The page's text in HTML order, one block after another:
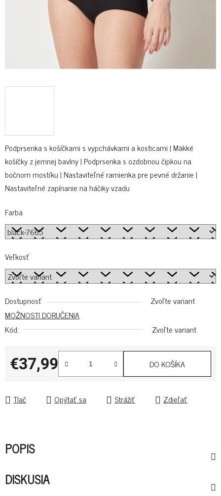
Podprsenka s košíčkami s vypchávkami a kosticami | Mäkké
košíčky z jemnej bavlny | Podprsenka s ozdobnou čipkou na
bočnom mostíku | Nastaviteľné ramienka pre pevné držanie |
Nastaviteľné zapínanie na háčiky vzadu
Farba
Veľkosť
Dostupnosť
Zvoľte variant
MOŽNOSTI DORUČENIA
Kód:
Zvoľte variant
€37,99
Jednotková cena:
DO KOŠÍKA
Tlač Opýtať sa Strážiť Zdieľať
POPIS
DISKUSIA